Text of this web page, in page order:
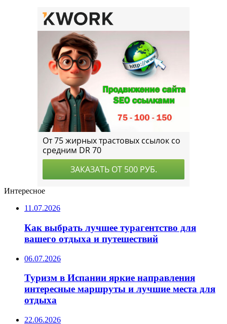
Интересное
11.07.2026
Как выбрать лучшее турагентство для
вашего отдыха и путешествий
06.07.2026
Туризм в Испании яркие направления
интересные маршруты и лучшие места для
отдыха
22.06.2026